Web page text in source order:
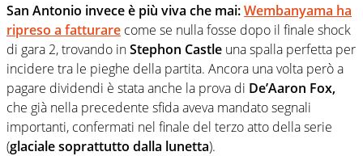
San Antonio invece è più viva che mai:Wembanyama ha
ripreso a fatturare come se nulla fosse dopo il finale shock
di gara 2, trovando inStephon Castle una spalla perfetta per
incidere tra le pieghe della partita. Ancora una volta però a
pagare dividendi è stata anche la prova di De’Aaron Fox,
che già nella precedente sfida aveva mandato segnali
importanti, confermati nel finale del terzo atto della serie
(glaciale soprattutto dalla lunetta).